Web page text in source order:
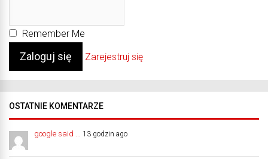
Remember Me
Zarejestruj się
OSTATNIE KOMENTARZE
google said ... 13 godzin ago